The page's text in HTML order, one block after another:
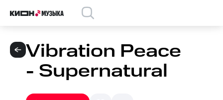
Vibration Peace
- Supernatural